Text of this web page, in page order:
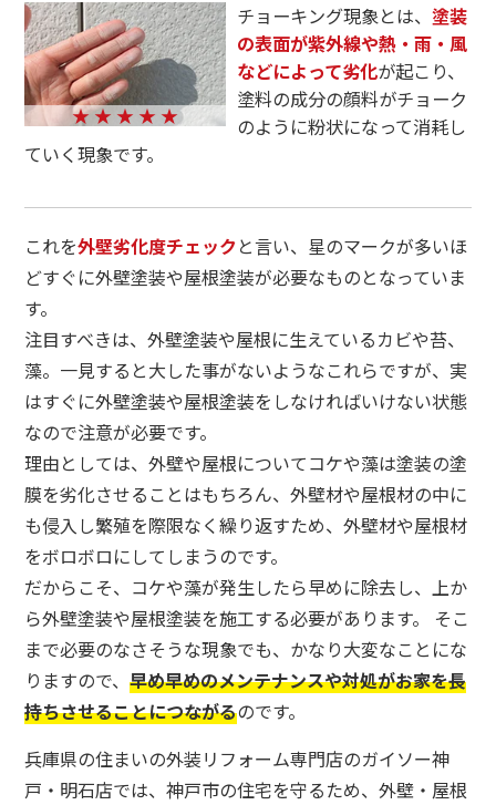
★ ★ ★ ★ ★
チョーキング現象とは、 塗装
の表面が紫外線や熱・雨・風
などによって劣化が起こり、
塗料の成分の顔料がチョーク
のように粉状になって消耗し
ていく現象です。
これを外壁劣化度チェックと言い、星のマークが多いほ
どすぐに外壁塗装や屋根塗装が必要なものとなっていま
す。
注目すべきは、外壁塗装や屋根に生えているカビや苔、
藻。一見すると大した事がないようなこれらですが、実
はすぐに外壁塗装や屋根塗装をしなければいけない状態
なので注意が必要です。
理由としては、外壁や屋根についてコケや藻は塗装の塗
膜を劣化させることはもちろん、外壁材や屋根材の中に
も侵入し繁殖を際限なく繰り返すため、外壁材や屋根材
をボロボロにしてしまうのです。
だからこそ、コケや藻が発生したら早めに除去し、上か
ら外壁塗装や屋根塗装を施工する必要があります。 そこ
まで必要のなさそうな現象でも、かなり大変なことにな
りますので、早め早めのメンテナンスや対処がお家を長
持ちさせることにつながるのです。
兵庫県の住まいの外装リフォーム専門店のガイソー神
戸・明石店では、神戸市の住宅を守るため、外壁・屋根